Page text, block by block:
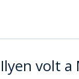
Ilyen volt a